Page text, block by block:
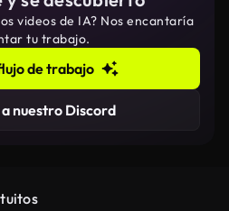
videos de IA? Nos encantaría
tu trabajo.
de trabajo
nuestro Discord